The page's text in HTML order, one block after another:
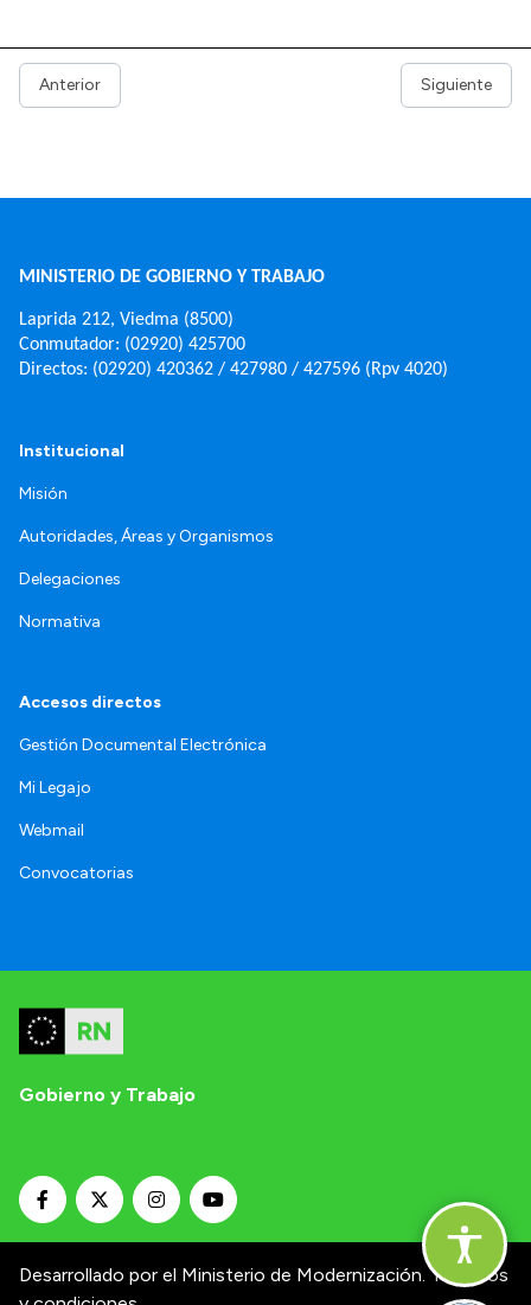
Anterior Siguiente
MINISTERIO DE GOBIERNO Y TRABAJO
Laprida 212, Viedma (8500)
Conmutador: (02920) 425700
Directos: (02920) 420362 / 427980 / 427596 (Rpv 4020)
Institucional
Misión
Autoridades, Áreas y Organismos
Delegaciones
Normativa
Accesos directos
Gestión Documental Electrónica
Mi Legajo
Webmail
Convocatorias
Gobierno y Trabajo
Desarrollado por el Ministerio de Modernización. Términos